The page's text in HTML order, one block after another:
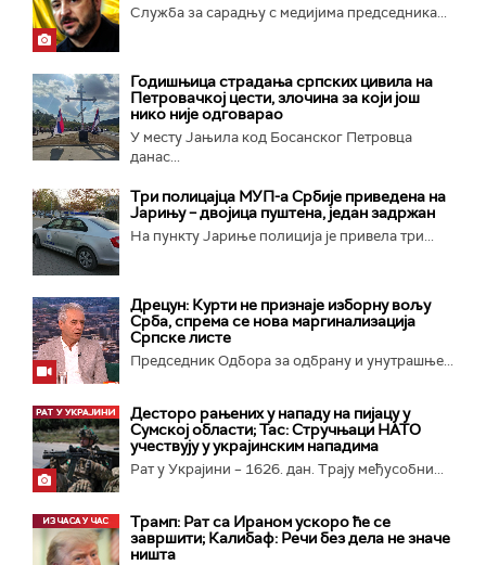
Служба за сарадњу с медијима председника...
Годишњица страдања српских цивила на
Петровачкој цести, злочина за који још
нико није одговарао
У месту Јањила код Босанског Петровца
данас...
Три полицајца МУП-а Србије приведена на
Јарињу – двојица пуштена, један задржан
На пункту Јариње полиција је привела три...
Дрецун: Курти не признаје изборну вољу
Срба, спрема се нова маргинализација
Српске листе
Председник Одбора за одбрану и унутрашње...
Десторо рањених у нападу на пијацу у
Сумској области; Тас: Стручњаци НАТО
учествују у украјинским нападима
Рат у Украјини – 1626. дан. Трају међусобни...
Трамп: Рат са Ираном ускоро ће се
завршити; Калибаф: Речи без дела не значе
ништа